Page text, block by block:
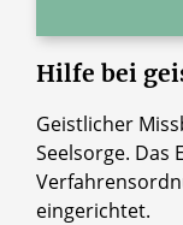
Hilfe bei
Geistlicher
Seelsorge. Das
eingerichtet.